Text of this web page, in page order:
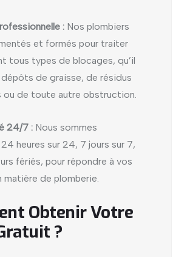
: Nos plombiers
et formés pour traiter
tous types de blocages, qu’il
dépôts de graisse, de résidus
ou de toute autre obstruction.
24/7 : Nous sommes
heures sur 24, 7 jours sur 7,
fériés, pour répondre à vos
matière de plomberie.
Obtenir Votre
?